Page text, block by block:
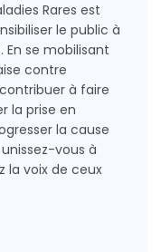
Rares est
le public à
se mobilisant
contre
à faire
la prise en
la cause
vous à
la voix de ceux